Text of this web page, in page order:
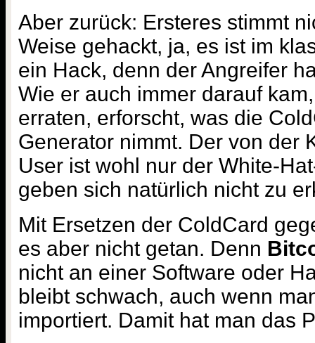
Aber zurück: Ersteres stimmt
Weise gehackt, ja, es ist im
ein Hack, denn der Angreifer
Wie er auch immer darauf
erraten, erforscht, was die
Generator nimmt. Der von der
User ist wohl nur der White-
geben sich natürlich nicht zu
Mit Ersetzen der ColdCard
es aber nicht getan. Denn
nicht an einer Software oder
bleibt schwach, auch wenn
importiert. Damit hat man das